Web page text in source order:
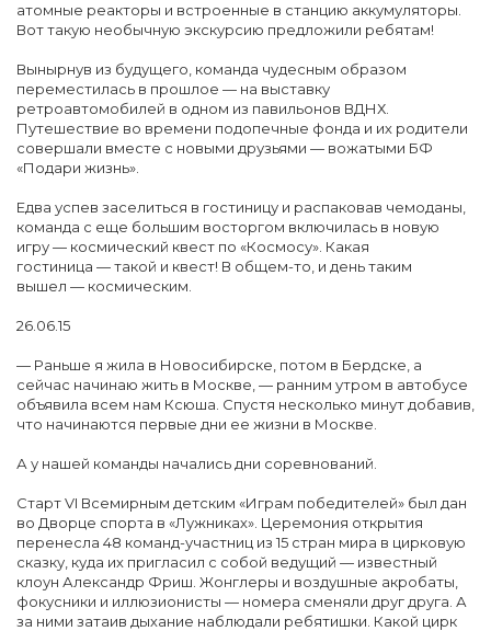
атомные реакторы и встроенные в станцию аккумуляторы.
Вот такую необычную экскурсию предложили ребятам!
Вынырнув из будущего, команда чудесным образом
переместилась в прошлое — на выставку
ретроавтомобилей в одном из павильонов ВДНХ.
Путешествие во времени подопечные фонда и их родители
совершали вместе с новыми друзьями — вожатыми БФ
«Подари жизнь».
Едва успев заселиться в гостиницу и распаковав чемоданы,
команда с еще большим восторгом включилась в новую
игру — космический квест по «Космосу». Какая
гостиница — такой и квест! В общем-то, и день таким
вышел — космическим.
26.06.15
— Раньше я жила в Новосибирске, потом в Бердске, а
сейчас начинаю жить в Москве, — ранним утром в автобусе
объявила всем нам Ксюша. Спустя несколько минут добавив,
что начинаются первые дни ее жизни в Москве.
А у нашей команды начались дни соревнований.
Старт VI Всемирным детским «Играм победителей» был дан
во Дворце спорта в «Лужниках». Церемония открытия
перенесла 48 команд-участниц из 15 стран мира в цирковую
сказку, куда их пригласил с собой ведущий — известный
клоун Александр Фриш. Жонглеры и воздушные акробаты,
фокусники и иллюзионисты — номера сменяли друг друга. А
за ними затаив дыхание наблюдали ребятишки. Какой цирк